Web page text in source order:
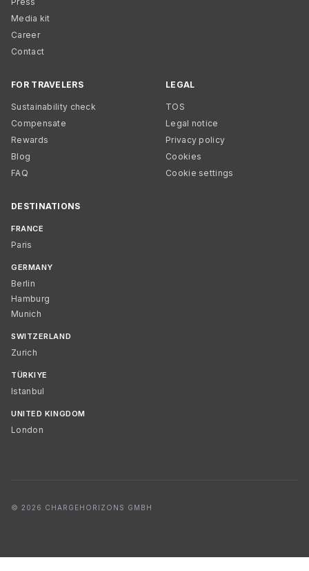
Media kit
Career
Contact
FOR TRAVELERS
Sustainability check
Compensate
Rewards
Blog
FAQ
LEGAL
TOS
Legal notice
Privacy policy
Cookies
Cookie settings
DESTINATIONS
FRANCE
Paris
GERMANY
Berlin
Hamburg
Munich
SWITZERLAND
Zurich
TÜRKIYE
Istanbul
UNITED KINGDOM
London
© 2026 CHARGEHORIZONS GMBH